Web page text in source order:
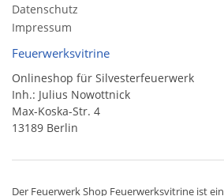
Datenschutz
Impressum
Feuerwerksvitrine
Onlineshop für Silvesterfeuerwerk
Inh.: Julius Nowottnick
Max-Koska-Str. 4
13189 Berlin
Der Feuerwerk Shop Feuerwerksvitrine ist ein